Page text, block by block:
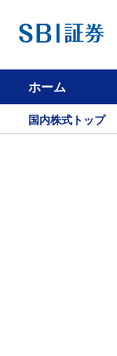
ホーム
国内株式トップ